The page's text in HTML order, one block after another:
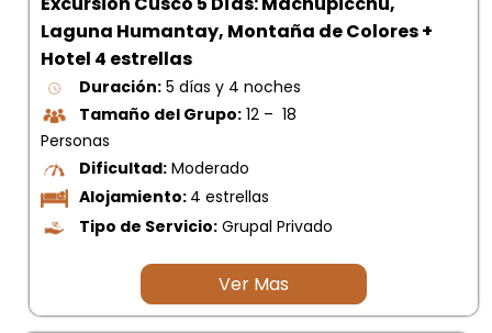
Laguna Humantay, Montaña de Colores +
Hotel 4 estrellas
Duración: 5 días y 4 noches
Tamaño del Grupo: 12 – 18
Personas
Dificultad: Moderado
Alojamiento: 4 estrellas
Tipo de Servicio: Grupal Privado
Ver Mas